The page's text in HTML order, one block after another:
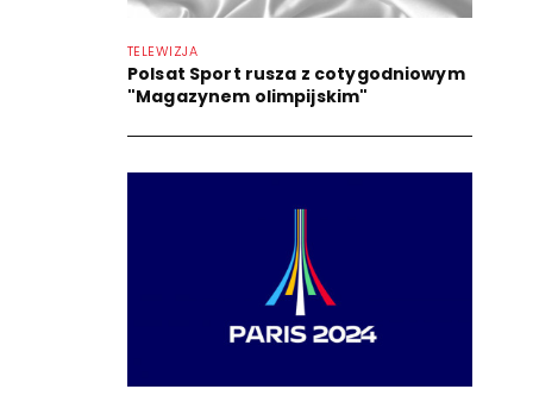
TELEWIZJA
Polsat Sport rusza z cotygodniowym
"Magazynem olimpijskim"